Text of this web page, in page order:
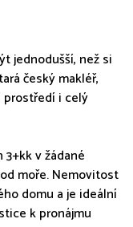
jednodušší, než si
český makléř,
prostředí i celý
v žádané
moře. Nemovitost
domu a je ideální
k pronájmu